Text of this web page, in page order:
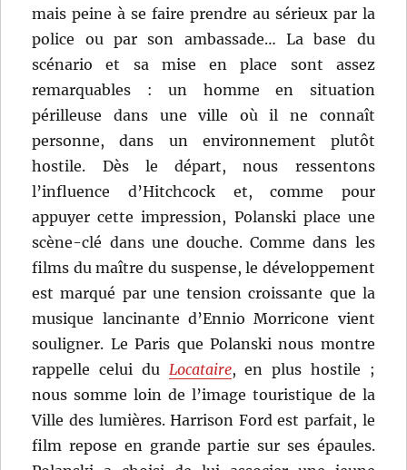
mais peine à se faire prendre au sérieux par la
police ou par son ambassade… La base du
scénario et sa mise en place sont assez
remarquables : un homme en situation
périlleuse dans une ville où il ne connaît
personne, dans un environnement plutôt
hostile. Dès le départ, nous ressentons
l’influence d’Hitchcock et, comme pour
appuyer cette impression, Polanski place une
scène-clé dans une douche. Comme dans les
films du maître du suspense, le développement
est marqué par une tension croissante que la
musique lancinante d’Ennio Morricone vient
souligner. Le Paris que Polanski nous montre
rappelle celui du Locataire, en plus hostile ;
nous somme loin de l’image touristique de la
Ville des lumières. Harrison Ford est parfait, le
film repose en grande partie sur ses épaules.